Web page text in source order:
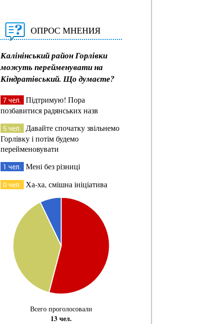
ОПРОС МНЕНИЯ
Калінінський район Горлівки
можуть перейменувати на
Кіндратівський. Що думаєте?
7 чел. Підтримую! Пора
позбавитися радянських назв
5 чел. Давайте спочатку звільнемо
Горлівку і потім будемо
перейменовувати
1 чел. Мені без різниці
0 чел. Ха-ха, смішна ініціатива
Всего проголосовали
13 чел.